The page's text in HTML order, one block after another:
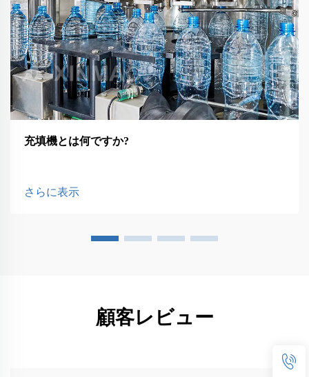
充填機とは何ですか?
さらに表示
顧客レビュー